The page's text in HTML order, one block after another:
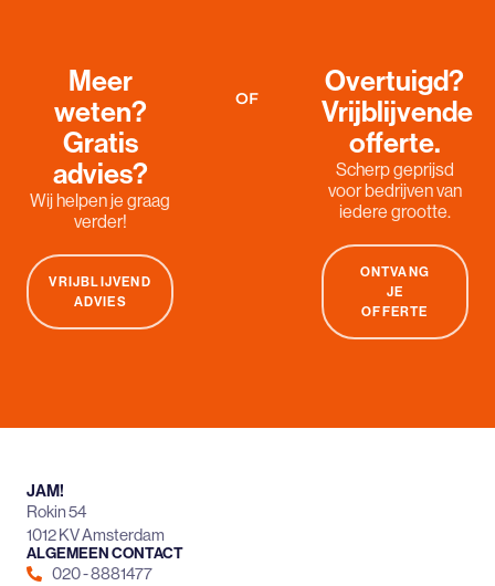
Meer
weten?
Gratis
advies?
Wij helpen je graag
verder!
VRIJBLIJVEND
ADVIES
OF
Overtuigd?
Vrijblijvende
offerte.
Scherp geprijsd
voor bedrijven van
iedere grootte.
ONTVANG
JE
OFFERTE
JAM!
Rokin 54
1012 KV Amsterdam
ALGEMEEN CONTACT
020 - 8881477